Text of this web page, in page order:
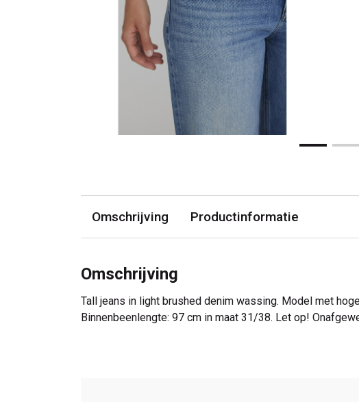
Omschrijving Productinformatie
Omschrijving
Tall jeans in light brushed denim wassing. Model met
Binnenbeenlengte: 97 cm in maat 31/38. Let op!